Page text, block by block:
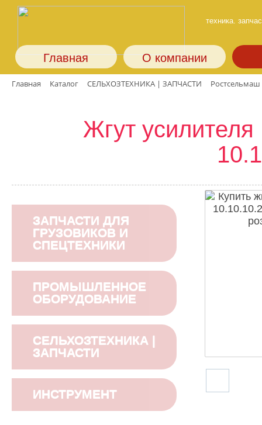
техника.
Главная О компании
Главная Каталог СЕЛЬХОЗТЕХНИКА | ЗАПЧАСТИ Ростсельмаш
Жгут усилителя
ЗАПЧАСТИ ДЛЯ
ГРУЗОВИКОВ И
СПЕЦТЕХНИКИ
ПРОМЫШЛЕННОЕ
ОБОРУДОВАНИЕ
СЕЛЬХОЗТЕХНИКА |
ЗАПЧАСТИ
ИНСТРУМЕНТ